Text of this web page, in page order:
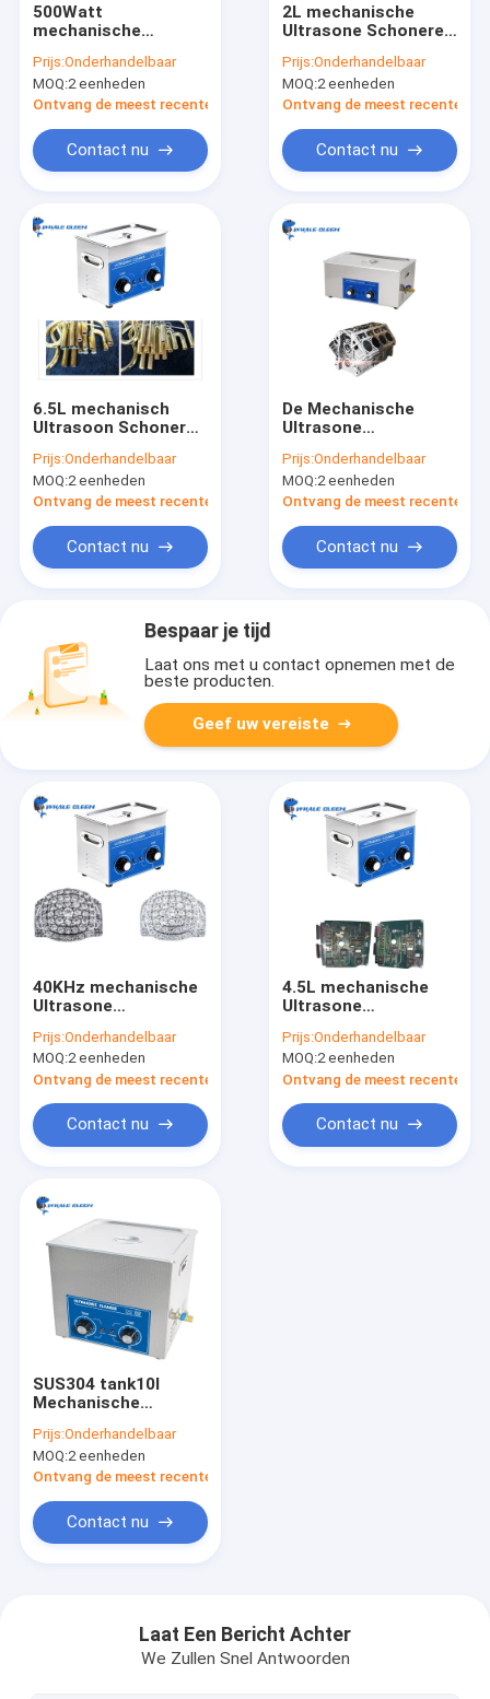
500Watt
mechanische
30L voor Marine
Engine Parts
Prijs:Onderhandelbaar
MOQ:2 eenheden
Ontvang de meest recente Prijs
Contact nu
2L mechanische
Ultrasone Schonere
Controle
Commercieel voor
Juwelen
Prijs:Onderhandelbaar
MOQ:2 eenheden
Ontvang de meest recente
Contact nu
6.5L mechanisch
Ultrasoon Schoner
voor Muzikaal
Messingsinstrument
Prijs:Onderhandelbaar
MOQ:2 eenheden
Ontvang de meest recente Prijs
Contact nu
De Mechanische
Ultrasone
van de schipmotor
Prijs:Onderhandelbaar
MOQ:2 eenheden
Ontvang de meest recente
Contact nu
Bespaar je tijd
Laat ons met u contact opnemen met de
beste producten.
Geef uw vereiste
40KHz mechanische
Ultrasone
Prijs:Onderhandelbaar
MOQ:2 eenheden
Ontvang de meest recente Prijs
Contact nu
4.5L mechanische
Ultrasone
Prijs:Onderhandelbaar
MOQ:2 eenheden
Ontvang de meest recente
Contact nu
SUS304 tank10l
Mechanische
Reinigingsmachine
voor Carburator
Prijs:Onderhandelbaar
MOQ:2 eenheden
Ontvang de meest recente Prijs
Contact nu
Laat Een Bericht Achter
We Zullen Snel Antwoorden